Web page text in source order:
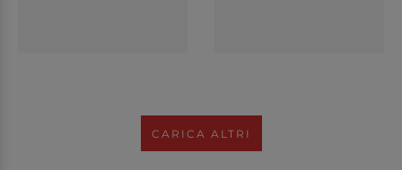
CARICA ALTRI